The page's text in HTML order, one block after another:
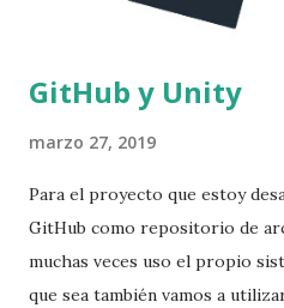
GitHub y Unity
marzo 27, 2019
Para el proyecto que estoy
GitHub como repositorio de
muchas veces uso el propio
que sea también vamos a